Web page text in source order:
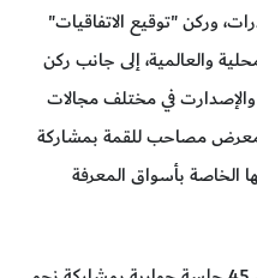
وركن "توقيع الاتفاقيات"
والعالمية، إلى جانب ركن
في مختلف مجالات
معرض مصاحب للقمة بمشاركة
بأسواق المعرفة